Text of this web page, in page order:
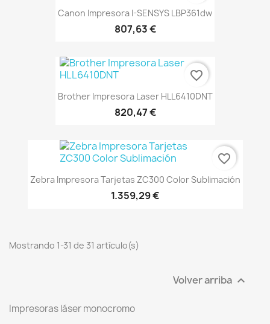
Canon Impresora I-SENSYS LBP361dw
807,63 €
Brother Impresora Laser HLL6410DNT
820,47 €
favorite_border
Zebra Impresora Tarjetas ZC300 Color Sublimación
1.359,29 €
favorite_border
Mostrando 1-31 de 31 artículo(s)
Volver arriba 
Impresoras láser monocromo